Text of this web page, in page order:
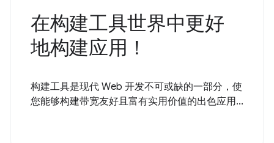
在构建工具世界中更好
地构建应用！
构建工具是现代 Web 开发不可或缺的一部分，使
您能够构建带宽友好且富有实用价值的出色应用...